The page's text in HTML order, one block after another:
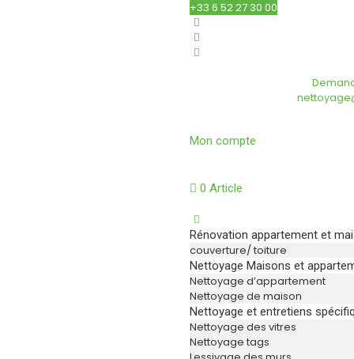
+33 6 52 27 30 00
Mon compte
0 Article
Rénovation appartement et
couverture/ toiture
Nettoyage Maisons et
Nettoyage d’appartement
Nettoyage de maison
Nettoyage et entretiens
Nettoyage des vitres
Nettoyage tags